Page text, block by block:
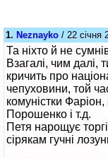
1. Neznayko / 22 січня
Та ніхто й не
Взагалі, чим далі,
кричить про
чепуховини, той
комуністки
Порошенко і т.д.
Петя нарощує
сірякам гучні